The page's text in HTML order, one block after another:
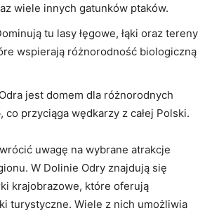
wiele⁣ innych gatunków ptaków.
​tu ​lasy łęgowe, łąki oraz​ tereny
wspierają ‍różnorodność biologiczną
jest domem dla różnorodnych⁤
co przyciąga⁣ wędkarzy z⁢ całej​ Polski.
uwagę na wybrane atrakcje
W Dolinie⁤ Odry⁢ znajdują⁣ się
krajobrazowe, które oferują
turystyczne. ‍Wiele z nich umożliwia